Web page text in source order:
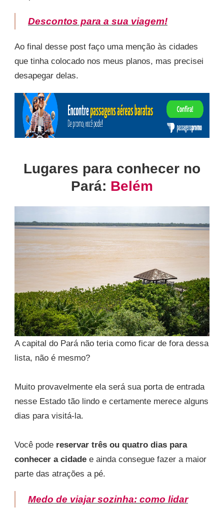
Descontos para a sua viagem!
Ao final desse post faço uma menção às cidades
que tinha colocado nos meus planos, mas precisei
desapegar delas.
Lugares para conhecer no
Pará: Belém
A capital do Pará não teria como ficar de fora dessa
lista, não é mesmo?
Muito provavelmente ela será sua porta de entrada
nesse Estado tão lindo e certamente merece alguns
dias para visitá-la.
Você pode reservar três ou quatro dias para
conhecer a cidade e ainda consegue fazer a maior
parte das atrações a pé.
Medo de viajar sozinha: como lidar